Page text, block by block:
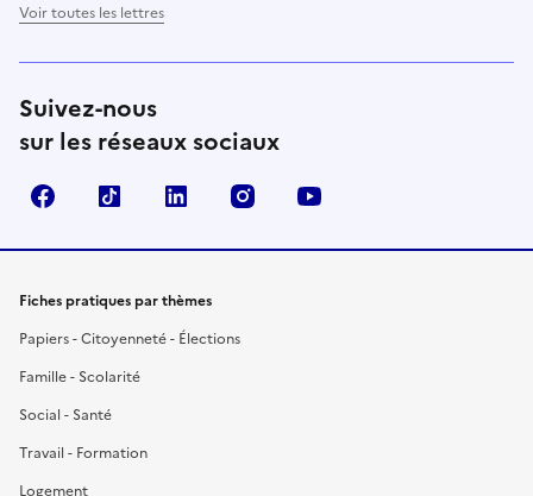
Voir toutes les lettres
Suivez-nous
sur les réseaux sociaux
FacebookTikTok LinkedIn Instagram
Fiches pratiques par thèmes
Papiers - Citoyenneté - Élections
Famille - Scolarité
Social - Santé
Travail - Formation
Logement